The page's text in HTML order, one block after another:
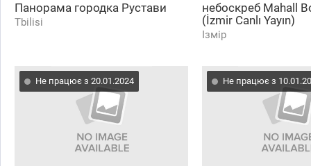
Панорама городка Рустави
Tbilisi
небоскреб Mahall
(İzmir Canlı Yayın)
Ізмір
Не працює з 20.01.2024 Не працює з